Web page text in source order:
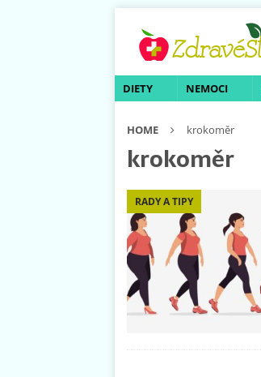
DIETY NEMOCI
HOME krokoměr
krokoměr
RADY A TIPY